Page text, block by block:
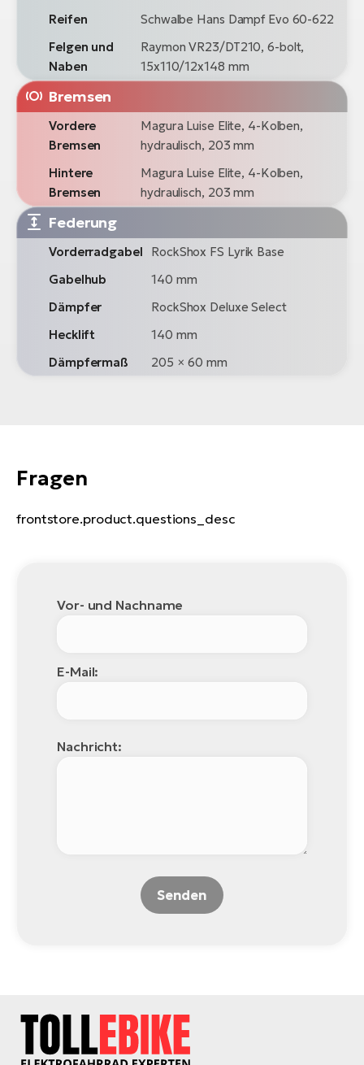
Reifen
Schwalbe Hans Dampf Evo 60-622
Felgen und
Naben
Raymon VR23/DT210, 6-bolt,
15x110/12x148 mm
Bremsen
Vordere
Bremsen
Magura Luise Elite, 4-Kolben,
hydraulisch, 203 mm
Hintere
Bremsen
Magura Luise Elite, 4-Kolben,
hydraulisch, 203 mm
Federung
Vorderradgabel
RockShox FS Lyrik Base
Gabelhub
140 mm
Dämpfer
RockShox Deluxe Select
Hecklift
140 mm
Dämpfermaß
205 × 60 mm
Fragen
frontstore.product.questions_desc
Vor- und Nachname
E-Mail:
Nachricht:
Senden